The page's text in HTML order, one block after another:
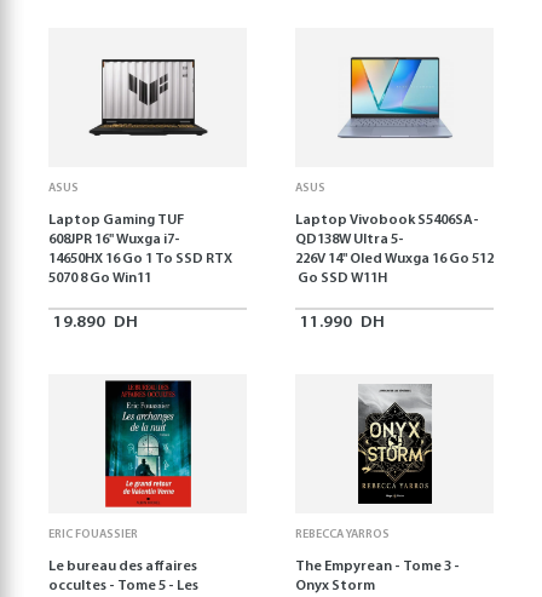
ASUS
Laptop Gaming TUF
608JPR 16'' Wuxga i7-
14650HX 16 Go 1 To SSD RTX
5070 8 Go Win11
19.890 DH
ASUS
Laptop Vivobook S5406SA-
QD138W Ultra 5-
226V 14" Oled Wuxga 16 Go 512
Go SSD W11H
11.990 DH
ERIC FOUASSIER
Le bureau des affaires
occultes - Tome 5 - Les
REBECCA YARROS
The Empyrean - Tome 3 -
Onyx Storm